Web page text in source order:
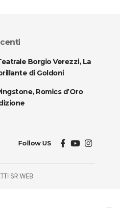
Borgio Verezzi, La
di Goldoni
Romics d’Oro
Follow US
SR WEB